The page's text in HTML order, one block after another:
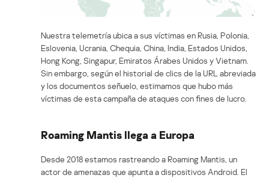
Nuestra telemetría ubica a sus víctimas en Rusia, Polonia,
Eslovenia, Ucrania, Chequia, China, India, Estados Unidos,
Hong Kong, Singapur, Emiratos Árabes Unidos y Vietnam.
Sin embargo, según el historial de clics de la URL abreviada
y los documentos señuelo, estimamos que hubo más
víctimas de esta campaña de ataques con fines de lucro.
Roaming Mantis llega a Europa
Desde 2018 estamos rastreando a Roaming Mantis, un
actor de amenazas que apunta a dispositivos Android. El